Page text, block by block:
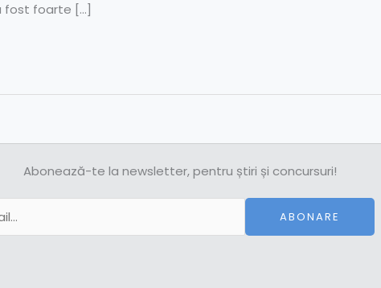
fost foarte […]
Abonează-te la newsletter, pentru știri și concursuri!
ABONARE